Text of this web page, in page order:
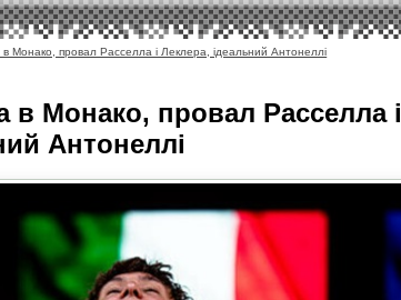
Монако, провал Расселла і Леклера, ідеальний Антонеллі
в Монако, провал Расселла і
Антонеллі